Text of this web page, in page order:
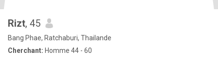
Rizt, 45
Bang Phae, Ratchaburi, Thailande
Cherchant: Homme 44 - 60